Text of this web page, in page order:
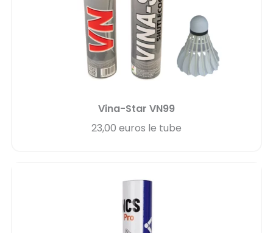
Vina-Star VN99
23,00 euros le tube